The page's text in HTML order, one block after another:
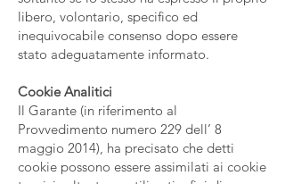
libero, volontario, specifico ed
inequivocabile consenso dopo essere
stato adeguatamente informato.
Cookie Analitici
Il Garante (in riferimento al
Provvedimento numero 229 dell’ 8
maggio 2014), ha precisato che detti
cookie possono essere assimilati ai cookie